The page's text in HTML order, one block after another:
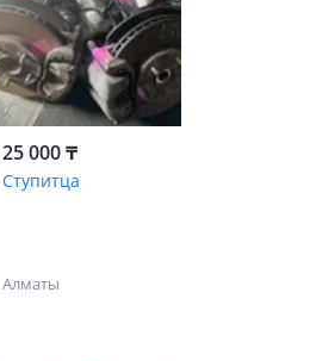
25 000 ₸
Ступитца
Алматы